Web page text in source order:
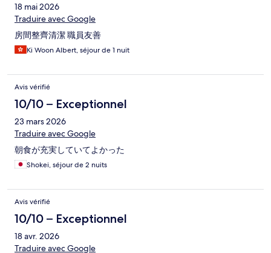
18 mai 2026
Traduire avec Google
房間整齊清潔 職員友善
Ki Woon Albert, séjour de 1 nuit
Avis vérifié
10/10 – Exceptionnel
23 mars 2026
Traduire avec Google
朝食が充実していてよかった
Shokei, séjour de 2 nuits
Avis vérifié
10/10 – Exceptionnel
18 avr. 2026
Traduire avec Google